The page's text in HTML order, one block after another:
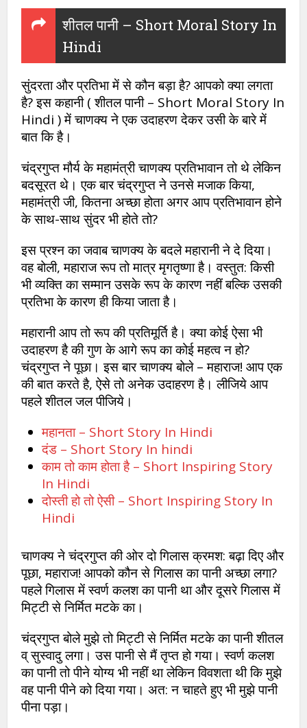
शीतल पानी – Short Moral Story In
Hindi
सुंदरता और प्रतिभा में से कौन बड़ा है? आपको क्या लगता
है? इस कहानी ( शीतल पानी – Short Moral Story In
Hindi ) में चाणक्य ने एक उदाहरण देकर उसी के बारे में
बात कि है।
चंद्रगुप्त मौर्य के महामंत्री चाणक्य प्रतिभावान तो थे लेकिन
बदसूरत थे। एक बार चंद्रगुप्त ने उनसे मजाक किया,
महामंत्री जी, कितना अच्छा होता अगर आप प्रतिभावान होने
के साथ-साथ सुंदर भी होते तो?
इस प्रश्न का जवाब चाणक्य के बदले महारानी ने दे दिया।
वह बोली, महाराज रूप तो मात्र मृगतृष्णा है। वस्तुत: किसी
भी व्यक्ति का सम्मान उसके रूप के कारण नहीं बल्कि उसकी
प्रतिभा के कारण ही किया जाता है।
महारानी आप तो रूप की प्रतिमूर्ति है। क्या कोई ऐसा भी
उदाहरण है की गुण के आगे रूप का कोई महत्व न हो?
चंद्रगुप्त ने पूछा। इस बार चाणक्य बोले – महाराज! आप एक
की बात करते है, ऐसे तो अनेक उदाहरण है। लीजिये आप
पहले शीतल जल पीजिये।
महानता – Short Story In Hindi
दंड – Short Story In hindi
काम तो काम होता है – Short Inspiring Story
In Hindi
दोस्ती हो तो ऐसी – Short Inspiring Story In
Hindi
चाणक्य ने चंद्रगुप्त की ओर दो गिलास क्रमश: बढ़ा दिए और
पूछा, महाराज! आपको कौन से गिलास का पानी अच्छा लगा?
पहले गिलास में स्वर्ण कलश का पानी था और दूसरे गिलास में
मिट्टी से निर्मित मटके का।
चंद्रगुप्त बोले मुझे तो मिट्टी से निर्मित मटके का पानी शीतल
व् सुस्वादु लगा। उस पानी से मैं तृप्त हो गया। स्वर्ण कलश
का पानी तो पीने योग्य भी नहीं था लेकिन विवशता थी कि मुझे
वह पानी पीने को दिया गया। अत: न चाहते हुए भी मुझे पानी
पीना पड़ा।